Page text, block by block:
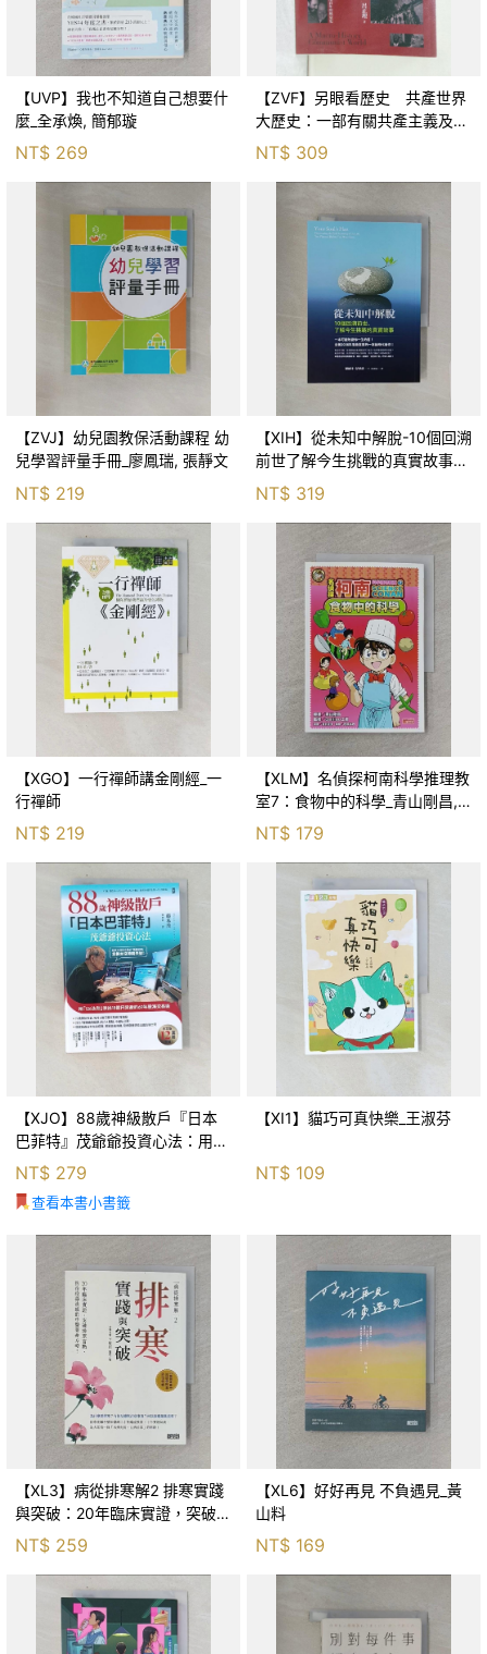
【UVP】我也不知道自己想要什
麼_全承煥, 簡郁璇
NT$ 269
【ZVF】另眼看歷史 共產世界
大歷史：一部有關共產主義及共
產黨兩百年的興衰史_呂正理
NT$ 309
【ZVJ】幼兒園教保活動課程 幼
兒學習評量手冊_廖鳳瑞, 張靜文
NT$ 219
【XIH】從未知中解脫-10個回溯
前世了解今生挑戰的真實故事_
羅伯特．舒
NT$ 319
【XGO】一行禪師講金剛經_一
行禪師
NT$ 219
【XLM】名偵探柯南科學推理教
室7：食物中的科學_青山剛昌,
NT$ 179
【XJO】88歲神級散戶『日本
巴菲特』茂爺爺投資心法：用
「126法則」滾出18億円資產的
69年股海交易術_藤本茂, 賴惠
鈴
NT$ 279
查看本書小書籤
【XI1】貓巧可真快樂_王淑芬
NT$ 109
【XL3】病從排寒解2 排寒實踐
與突破：20年臨床實證，突破排
寒盲點，防治疫毒流感的中醫養
命方略！_李璧如
NT$ 259
【XL6】好好再見 不負遇見_黃
山料
NT$ 169